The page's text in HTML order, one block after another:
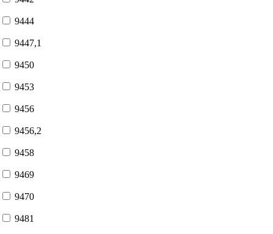
9444
9447,1
9450
9453
9456
9456,2
9458
9469
9470
9481